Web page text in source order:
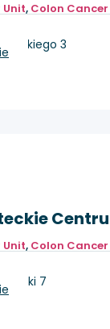
Unit, Colon Cancer
3
Unit, Colon Cancer
7